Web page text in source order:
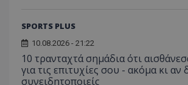
SPORTS PLUS
10.08.2026 - 21:22
10 τρανταχτά σημάδια ότι
για τις επιτυχίες σου - ακόμα κι αν
συνειδητοποιείς